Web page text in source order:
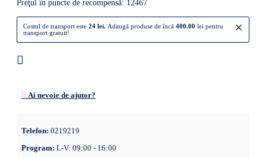
×
Costul de transport este24 lei.Adaugă produse de încă400.00lei pentru
transport gratuit!